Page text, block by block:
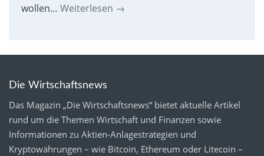
wollen… Weiterlesen →
Die Wirtschaftsnews
Das Magazin „Die Wirtschaftsnews“ bietet aktuelle Artikel
rund um die Themen Wirtschaft und Finanzen sowie
Informationen zu Aktien-Anlagestrategien und
Kryptowährungen – wie Bitcoin, Ethereum oder Litecoin –